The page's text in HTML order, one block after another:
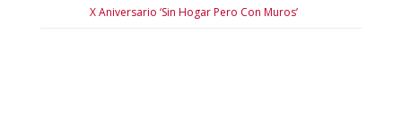
X Aniversario ‘Sin Hogar Pero Con Muros’